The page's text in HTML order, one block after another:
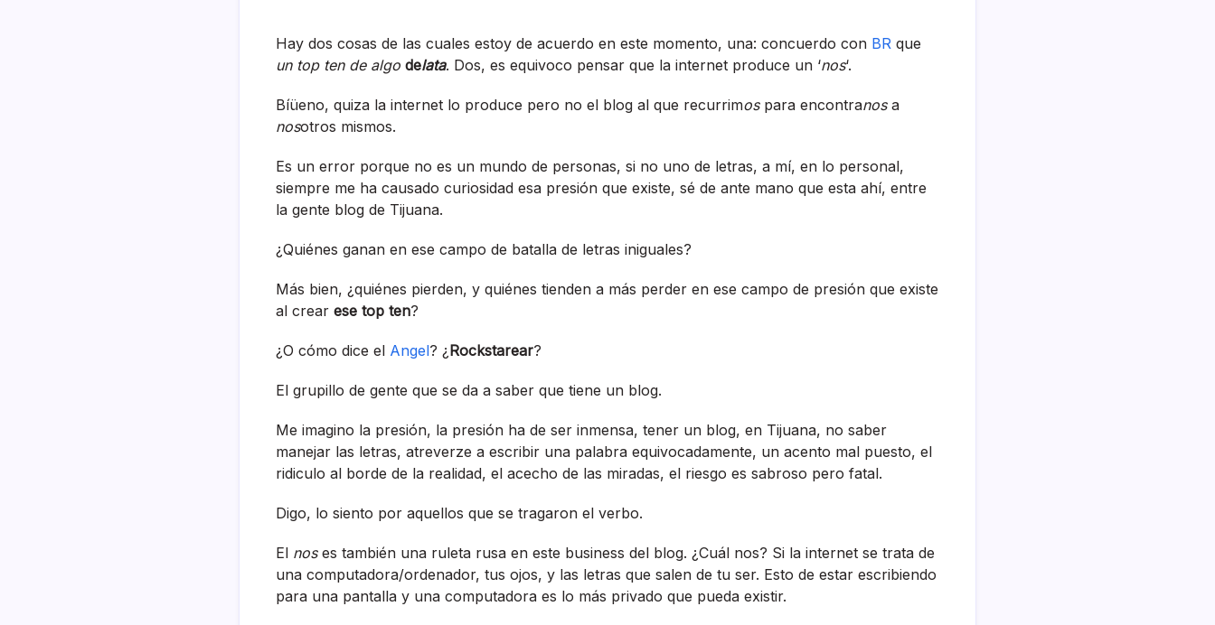
Hay dos cosas de las cuales estoy de acuerdo en este momento, una: concuerdo con BR que
un top ten de algo delata. Dos, es equivoco pensar que la internet produce un ‘nos‘.
Bíüeno, quiza la internet lo produce pero no el blog al que recurrimospara encontranosa
nosotros mismos.
Es un error porque no es un mundo de personas, si no uno de letras, a mí­, en lo personal,
siempre me ha causado curiosidad esa presión que existe, sé de ante mano que esta ahí­, entre
la gente blog de Tijuana.
¿Quiénes ganan en ese campo de batalla de letras iniguales?
Más bien, ¿quiénes pierden, y quiénes tienden a más perder en ese campo de presión que existe
al crear ese top ten?
¿O cómo dice el Angel? ¿ Rockstarear?
El grupillo de gente que se da a saber que tiene un blog.
Me imagino la presión, la presión ha de ser inmensa, tener un blog, en Tijuana, no saber
manejar las letras, atreverze a escribir una palabra equivocadamente, un acento mal puesto, el
ridiculo al borde de la realidad, el acecho de las miradas, el riesgo es sabroso pero fatal.
Digo, lo siento por aquellos que se tragaron el verbo.
El noses también una ruleta rusa en este business del blog. ¿Cuál nos? Si la internet se trata de
una computadora/ordenador, tus ojos, y las letras que salen de tu ser. Esto de estar escribiendo
para una pantalla y una computadora es lo más privado que pueda existir.